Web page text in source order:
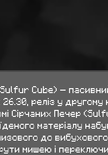
Cube) —
реліз у другому
Сірчаних Печер
матеріалу
до
мишею і